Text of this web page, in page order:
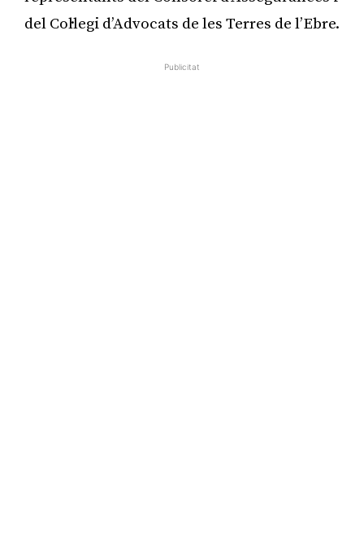
del Col·legi d’Advocats de les Terres de l’Ebre.
Publicitat